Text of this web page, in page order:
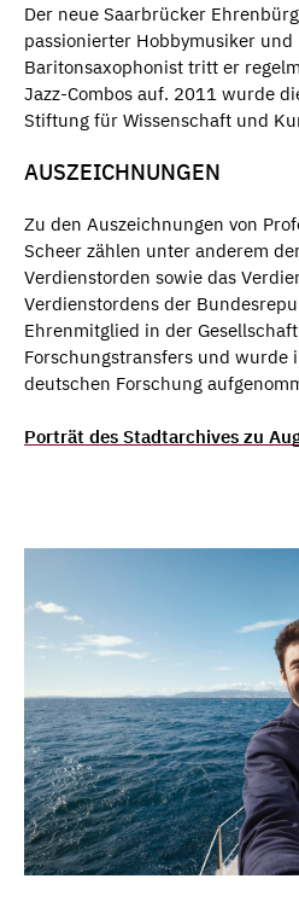
Der neue Saarbrücker
passionierter Hobbymusiker und
Baritonsaxophonist tritt er
Jazz-Combos auf. 2011 wurde
Stiftung für Wissenschaft und
AUSZEICHNUNGEN
Zu den Auszeichnungen von
Scheer zählen unter anderem
Verdienstorden sowie das
Verdienstordens der
Ehrenmitglied in der
Forschungstransfers und wurde
deutschen Forschung
Porträt des Stadtarchives zu